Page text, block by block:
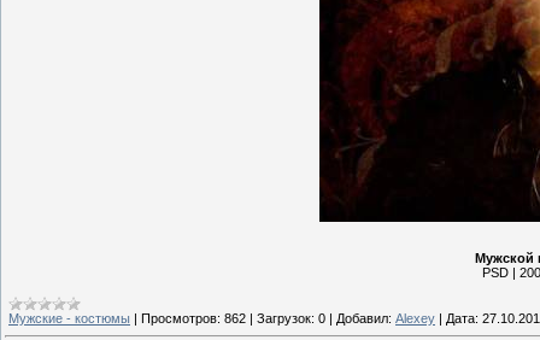
Мужской
PSD |
Мужские - костюмы | Просмотров: 862 | Загрузок: 0 | Добавил: Alexey | Дата: